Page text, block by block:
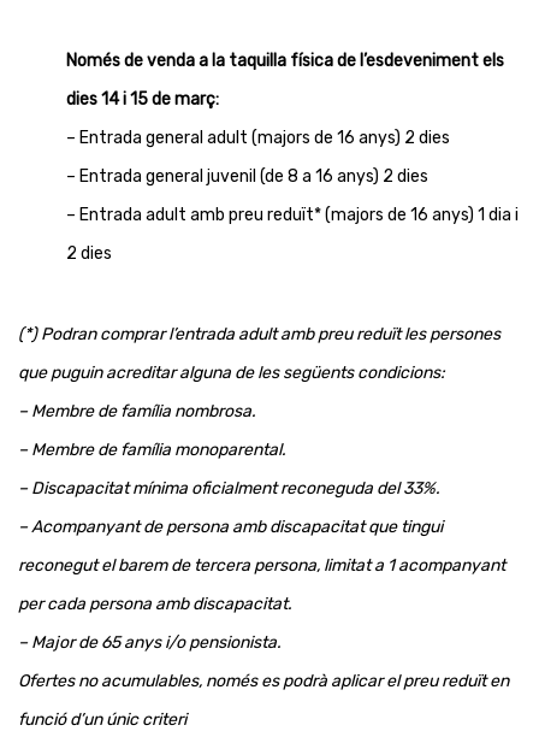
Només de venda a la taquilla física de l’esdeveniment els
dies 14 i 15 de març:
– Entrada general adult (majors de 16 anys) 2 dies
– Entrada general juvenil (de 8 a 16 anys) 2 dies
– Entrada adult amb preu reduït* (majors de 16 anys) 1 dia i
2 dies
(*) Podran comprar l’entrada adult amb preu reduït les persones
que puguin acreditar alguna de les següents condicions:
– Membre de família nombrosa.
– Membre de família monoparental.
– Discapacitat mínima oficialment reconeguda del 33%.
– Acompanyant de persona amb discapacitat que tingui
reconegut el barem de tercera persona, limitat a 1 acompanyant
per cada persona amb discapacitat.
– Major de 65 anys i/o pensionista.
Ofertes no acumulables, només es podrà aplicar el preu reduït en
funció d’un únic criteri